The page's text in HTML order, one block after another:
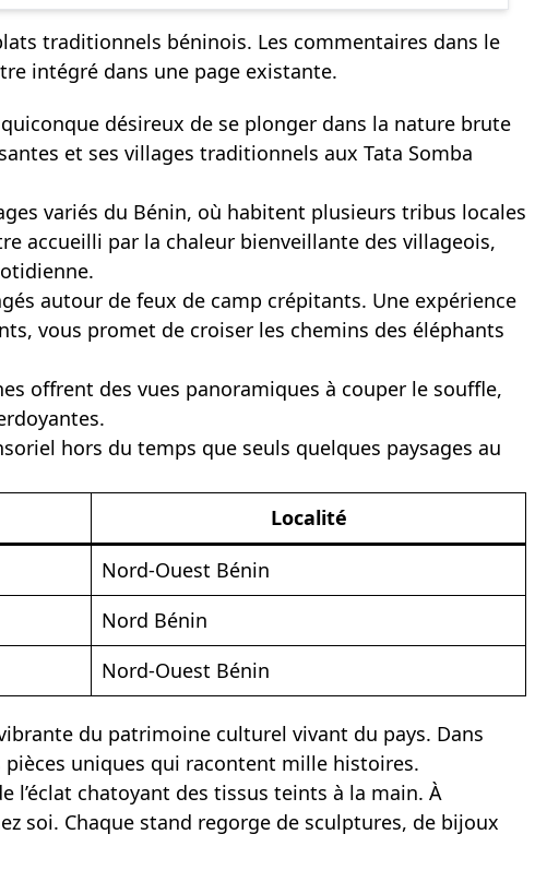
traditionnels béninois. Les commentaires dans le
intégré dans une page existante.
désireux de se plonger dans la nature brute
et ses villages traditionnels aux Tata Somba
variés du Bénin, où habitent plusieurs tribus locales
accueilli par la chaleur bienveillante des villageois,
autour de feux de camp crépitants. Une expérience
vous promet de croiser les chemins des éléphants
offrent des vues panoramiques à couper le souffle,
hors du temps que seuls quelques paysages au
Localité
Nord-Ouest Bénin
Nord Bénin
Nord-Ouest Bénin
du patrimoine culturel vivant du pays. Dans
uniques qui racontent mille histoires.
l’éclat chatoyant des tissus teints à la main. À
soi. Chaque stand regorge de sculptures, de bijoux